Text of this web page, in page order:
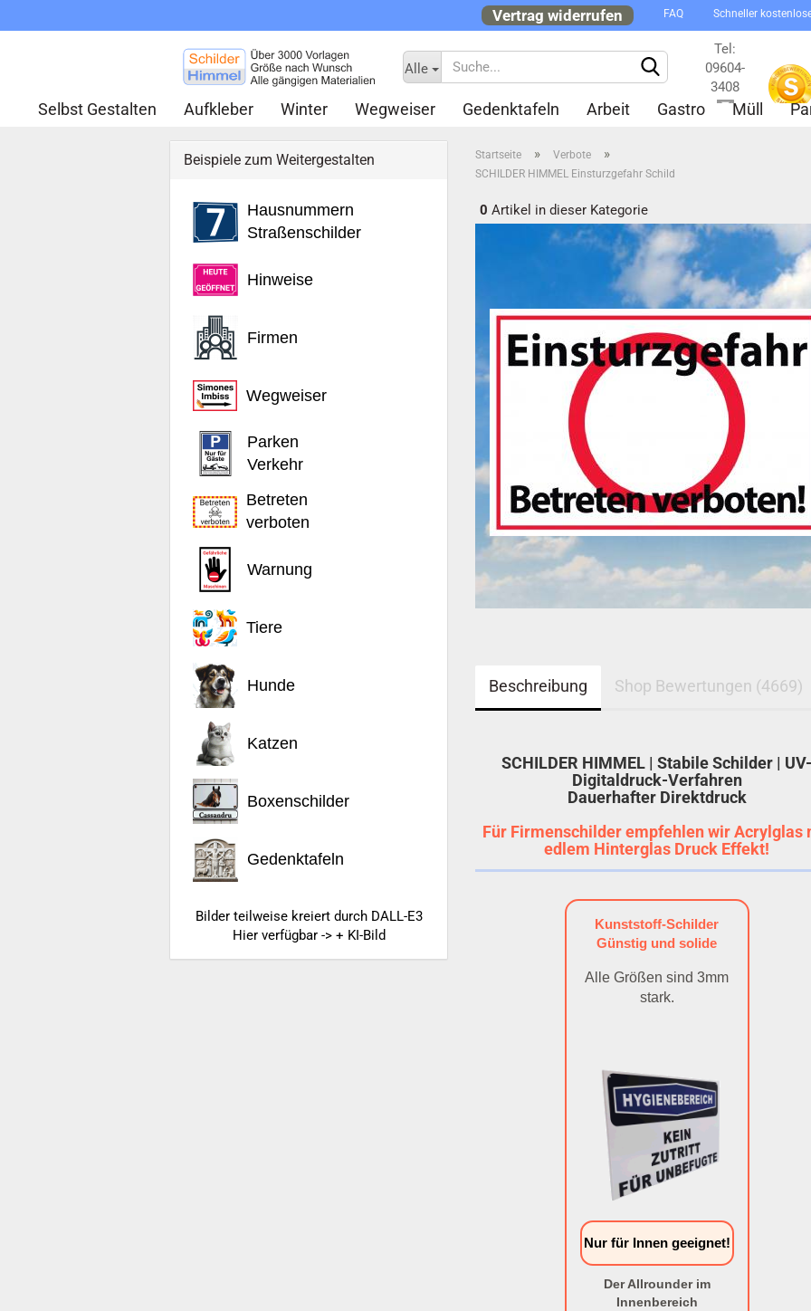
Vertrag widerrufen FAQ Schneller
Alle
Tel:
09604-
3408
Selbst Gestalten Aufkleber Winter Wegweiser Gedenktafeln Arbeit Gastro Müll
Startseite » Verbote »
SCHILDER HIMMEL Einsturzgefahr Schild
0 Artikel in dieser Kategorie
Beschreibung Shop Bewertungen (4669)
SCHILDER HIMMEL | Stabile Schilder |
Digitaldruck-Verfahren
Dauerhafter Direktdruck
Für Firmenschilder empfehlen wir Acrylglas
edlem Hinterglas Druck Effekt!
Kunststoff-Schilder
Günstig und solide
Alle Größen sind 3mm
stark.
Nur für Innen geeignet!
Der Allrounder im
Innenbereich
Beispiele zum Weitergestalten
Hausnummern
Straßenschilder
Hinweise
Firmen
Wegweiser
Parken
Verkehr
Betreten
verboten
Warnung
Tiere
Hunde
Katzen
Boxenschilder
Gedenktafeln
Bilder teilweise kreiert durch DALL-E3
Hier verfügbar -> + KI-Bild